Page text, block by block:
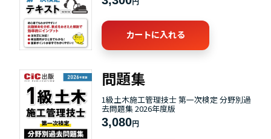
円
カートに入れる
問題集
1級土木施工管理技士 第一次検定 分野別過
去問題集 2026年度版
3,080円